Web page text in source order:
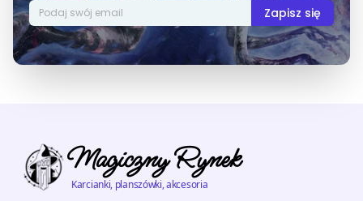
Zapisz się
Magiczny Rynek
Karcianki, planszówki, akcesoria